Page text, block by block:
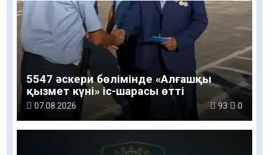
5547 әскери бөлімінде «Алғашқы
қызмет күні» іс-шарасы өтті
07.08.2026 93 0